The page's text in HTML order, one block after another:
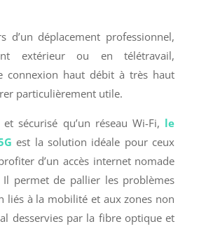
d’un déplacement professionnel,
extérieur ou en télétravail,
connexion haut débit à très haut
particulièrement utile.
sécurisé qu’un réseau Wi-Fi, le
est la solution idéale pour ceux
d’un accès internet nomade
permet de pallier les problèmes
liés à la mobilité et aux zones non
desservies par la fibre optique et